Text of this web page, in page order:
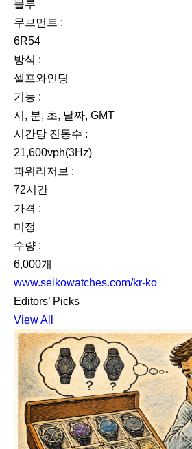
블루
무브먼트 :
6R54
방식 :
셀프와인딩
기능 :
시, 분, 초, 날짜, GMT
시간당 진동수 :
21,600vph(3Hz)
파워리저브 :
72시간
가격 :
미정
수량 :
6,000개
www.seikowatches.com/kr-ko
Editors’ Picks
View All